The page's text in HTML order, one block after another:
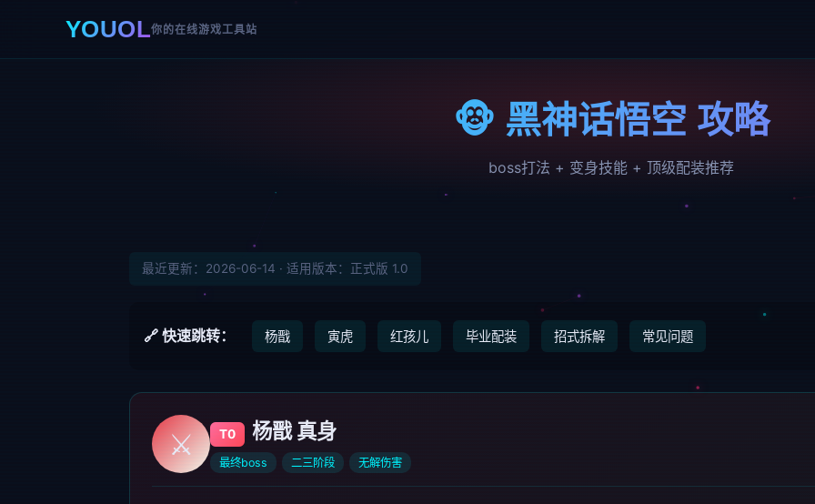
YOUOL你的在线游戏工具站
🐵 黑神话悟空 攻略
boss打法 + 变身技能 + 顶级配装推荐
最近更新：2026-06-14 · 适用版本：正式版 1.0
🔗 快速跳转： 杨戬 寅虎 红孩儿 毕业配装 招式拆解 常见问题
⚔️ T0 杨戬 真身
最终boss 二三阶段 无解伤害